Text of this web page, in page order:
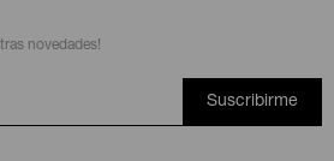
novedades!
Suscribirme